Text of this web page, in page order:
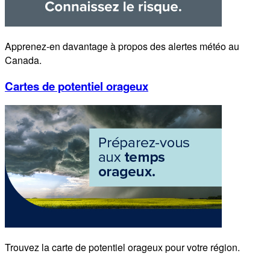
Apprenez-en davantage à propos des alertes météo au
Canada.
Cartes de potentiel orageux
Trouvez la carte de potentiel orageux pour votre région.